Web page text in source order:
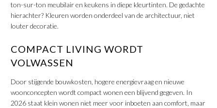
ton-sur-ton meubilair en keukens in diepe kleurtinten. De gedachte
hierachter? Kleuren worden onderdeel van de architectuur, niet
louter decoratie.
COMPACT LIVING WORDT
VOLWASSEN
Door stijgende bouwkosten, hogere energievraag en nieuwe
woonconcepten wordt compact wonen een blijvend gegeven. In
2026 staat klein wonen niet meer voor inboeten aan comfort, maar